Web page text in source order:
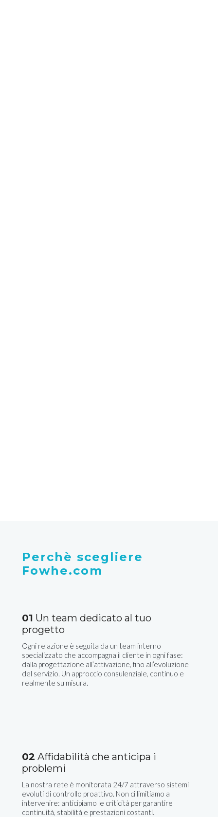
Perchè scegliere
Fowhe.com
01 Un team dedicato al tuo
progetto
Ogni relazione è seguita da un team interno
specializzato che accompagna il cliente in ogni fase:
dalla progettazione all’attivazione, fino all’evoluzione
del servizio. Un approccio consulenziale, continuo e
realmente su misura.
02 Affidabilità che anticipa i
problemi
La nostra rete è monitorata 24/7 attraverso sistemi
evoluti di controllo proattivo. Non ci limitiamo a
intervenire: anticipiamo le criticità per garantire
continuità, stabilità e prestazioni costanti.